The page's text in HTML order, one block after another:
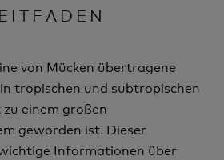
von Mücken übertragene
tropischen und subtropischen
einem großen
geworden ist. Dieser
Informationen über